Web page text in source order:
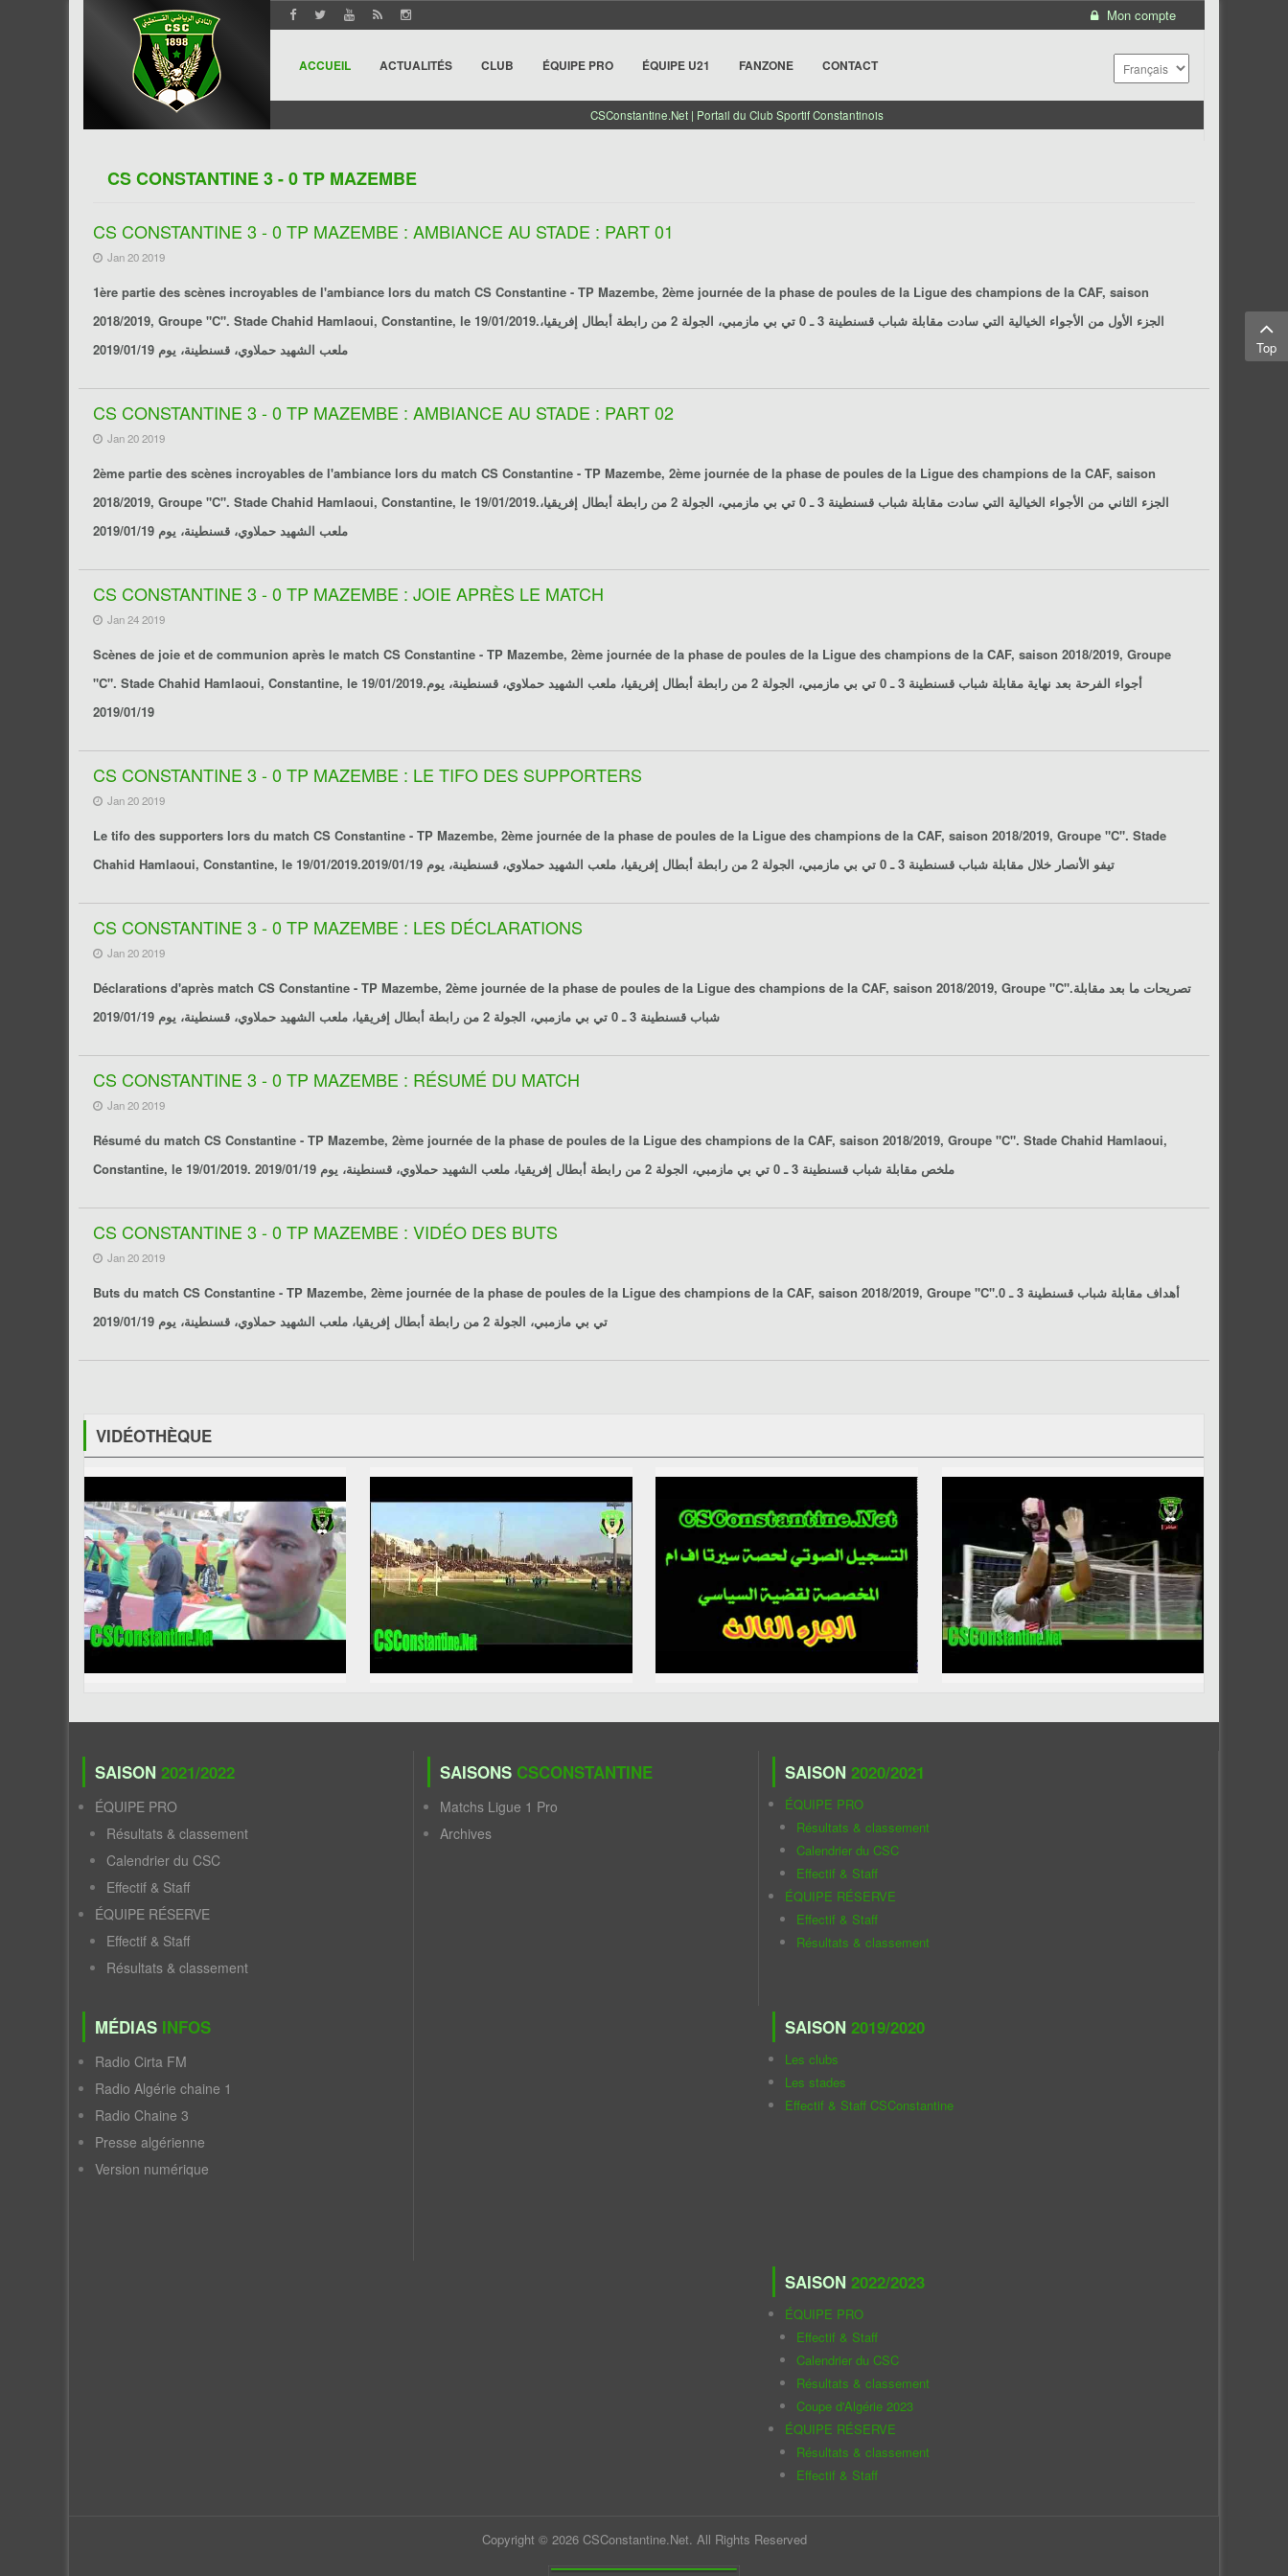
Mon compte
ACCUEIL ACTUALITÉS CLUB ÉQUIPE PRO ÉQUIPE U21 FANZONE CONTACT
CSConstantine.Net | Portail du Club Sportif Constantinois
CS CONSTANTINE 3 - 0 TP MAZEMBE
CS CONSTANTINE 3 - 0 TP MAZEMBE : AMBIANCE AU STADE : PART 01
Jan 20 2019
1ère partie des scènes incroyables de l'ambiance lors du match CS Constantine - TP Mazembe, 2ème journée de la phase de poules de la Ligue des champions de la CAF, saison
2018/2019, Groupe "C". Stade Chahid Hamlaoui, Constantine, le 19/01/2019.الجزء الأول من الأجواء الخيالية التي سادت مقابلة شباب قسنطينة 3 ـ 0 تي بي مازمبي
، الجولة 2 من رابطة أبطال إفريقيا،
ملعب الشهيد حملاوي، قسنطينة، يوم 2019/01/19
CS CONSTANTINE 3 - 0 TP MAZEMBE : AMBIANCE AU STADE : PART 02
Jan 20 2019
2ème partie des scènes incroyables de l'ambiance lors du match CS Constantine - TP Mazembe, 2ème journée de la phase de poules de la Ligue des champions de la CAF, saison
2018/2019, Groupe "C". Stade Chahid Hamlaoui, Constantine, le 19/01/2019.الجزء الثاني من الأجواء الخيالية التي سادت مقابلة شباب قسنطينة 3 ـ 0 تي بي مازمبي
، الجولة 2 من رابطة أبطال إفريقيا،
ملعب الشهيد حملاوي، قسنطينة، يوم 2019/01/19
CS CONSTANTINE 3 - 0 TP MAZEMBE : JOIE APRÈS LE MATCH
Jan 24 2019
Scènes de joie et de communion après le match CS Constantine - TP Mazembe, 2ème journée de la phase de poules de la Ligue des champions de la CAF, saison 2018/2019, Groupe
"C". Stade Chahid Hamlaoui, Constantine, le 19/01/2019.أجواء الفرحة بعد نهاية مقابلة شباب قسنطينة 3 ـ 0 تي بي مازمبي
، الجولة 2 من رابطة أبطال إفريقيا، ملعب الشهيد حملاوي، قسنطينة، يوم
2019/01/19
CS CONSTANTINE 3 - 0 TP MAZEMBE : LE TIFO DES SUPPORTERS
Jan 20 2019
Le tifo des supporters lors du match CS Constantine - TP Mazembe, 2ème journée de la phase de poules de la Ligue des champions de la CAF, saison 2018/2019, Groupe "C". Stade
Chahid Hamlaoui, Constantine, le 19/01/2019.تيفو الأنصار خلال مقابلة شباب قسنطينة 3 ـ 0 تي بي مازمبي ، الجولة 2 من رابطة أبطال إفريقيا، ملعب الشهيد حملاوي، قسنطينة، يوم 2019/01/19
CS CONSTANTINE 3 - 0 TP MAZEMBE : LES DÉCLARATIONS
Jan 20 2019
Déclarations d'après match CS Constantine - TP Mazembe
, 2ème journée de la phase de poules de la Ligue des champions de la CAF, saison 2018/2019, Groupe "C".تصريحات ما بعد مقابلة
شباب قسنطينة 3 ـ 0 تي بي مازمبي
، الجولة 2 من رابطة أبطال إفريقيا، ملعب الشهيد حملاوي، قسنطينة، يوم 2019/01/19
CS CONSTANTINE 3 - 0 TP MAZEMBE : RÉSUMÉ DU MATCH
Jan 20 2019
Résumé du match CS Constantine - TP Mazembe, 2ème journée de la phase de poules de la Ligue des champions de la CAF, saison 2018/2019, Groupe "C". Stade Chahid Hamlaoui,
Constantine, le 19/01/2019. ملخص مقابلة شباب قسنطينة 3 ـ 0 تي بي مازمبي ، الجولة 2 من رابطة أبطال إفريقيا، ملعب الشهيد حملاوي، قسنطينة، يوم 2019/01/19
CS CONSTANTINE 3 - 0 TP MAZEMBE : VIDÉO DES BUTS
Jan 20 2019
Buts du match CS Constantine - TP Mazembe, 2ème journée de la phase de poules de la Ligue des champions de la CAF, saison 2018/2019, Groupe "C".أهداف مقابلة شباب قسنطينة 3 ـ 0
تي بي مازمبي، الجولة 2 من رابطة أبطال إفريقيا، ملعب الشهيد حملاوي، قسنطينة، يوم 2019/01/19
VIDÉOTHÈQUE
SAISON 2021/2022
ÉQUIPE PRO
Résultats & classement
Calendrier du CSC
Effectif & Staff
ÉQUIPE RÉSERVE
Effectif & Staff
Résultats & classement
MÉDIAS INFOS
Radio Cirta FM
Radio Algérie chaine 1
Radio Chaine 3
Presse algérienne
Version numérique
SAISONS CSCONSTANTINE
Matchs Ligue 1 Pro
Archives
SAISON 2020/2021
ÉQUIPE PRO
Résultats & classement
Calendrier du CSC
Effectif & Staff
ÉQUIPE RÉSERVE
Effectif & Staff
Résultats & classement
SAISON 2019/2020
Les clubs
Les stades
Effectif & Staff CSConstantine
SAISON 2022/2023
ÉQUIPE PRO
Effectif & Staff
Calendrier du CSC
Résultats & classement
Coupe d'Algérie 2023
ÉQUIPE RÉSERVE
Résultats & classement
Effectif & Staff
Copyright © 2026 CSConstantine.Net. All Rights Reserved
Top